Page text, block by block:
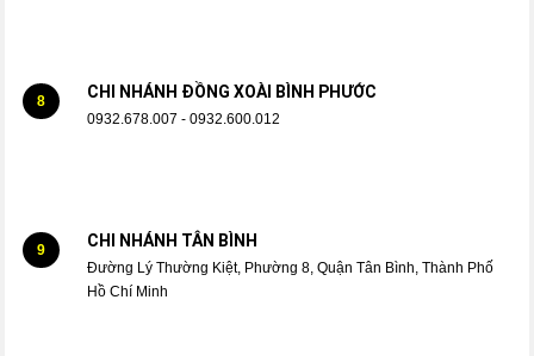
8 CHI NHÁNH ĐỒNG XOÀI BÌNH PHƯỚC
0932.678.007 - 0932.600.012
9 CHI NHÁNH TÂN BÌNH
Đường Lý Thường Kiệt, Phường 8, Quận Tân Bình, Thành Phố
Hồ Chí Minh